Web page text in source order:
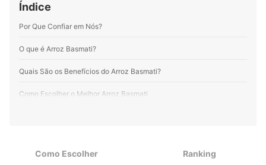
Índice
Por Que Confiar em Nós?
O que é Arroz Basmati?
Quais São os Benefícios do Arroz Basmati?
Como Escolher o Melhor Arroz Basmati
Glúten
Como Escolher Ranking